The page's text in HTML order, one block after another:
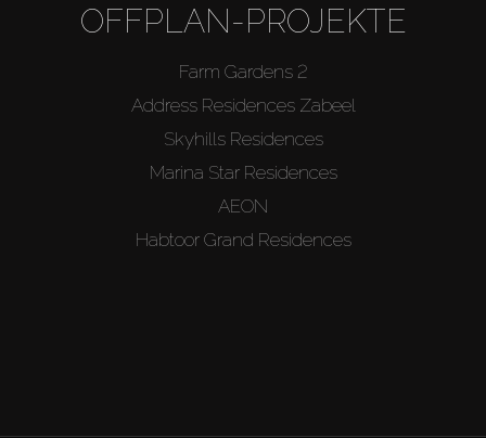
OFFPLAN-PROJEKTE
Farm Gardens 2
Address Residences Zabeel
Skyhills Residences
Marina Star Residences
AEON
Habtoor Grand Residences